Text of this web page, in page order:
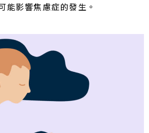
能影響焦慮症的發生。